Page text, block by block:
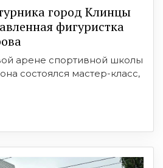
город Клинцы
фигуристка
арене спортивной школы
состоялся мастер-класс,